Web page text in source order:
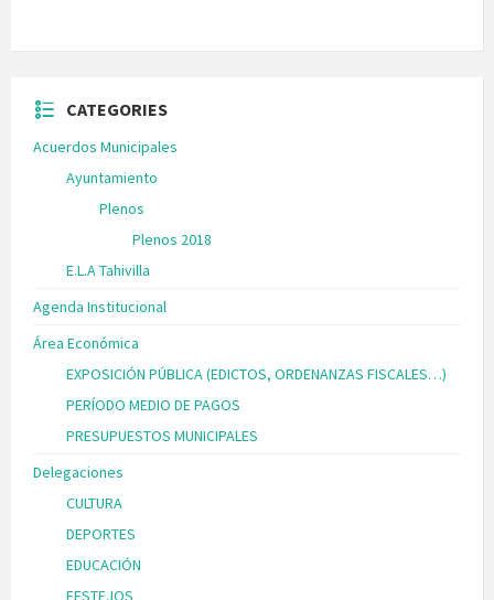
CATEGORIES
Acuerdos Municipales
Ayuntamiento
Plenos
Plenos 2018
E.L.A Tahivilla
Agenda Institucional
Área Económica
EXPOSICIÓN PÚBLICA (EDICTOS, ORDENANZAS FISCALES…)
PERÍODO MEDIO DE PAGOS
PRESUPUESTOS MUNICIPALES
Delegaciones
CULTURA
DEPORTES
EDUCACIÓN